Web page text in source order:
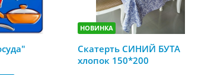
НОВИНКА
Скатерть СИНИЙ БУТА
хлопок 150*200